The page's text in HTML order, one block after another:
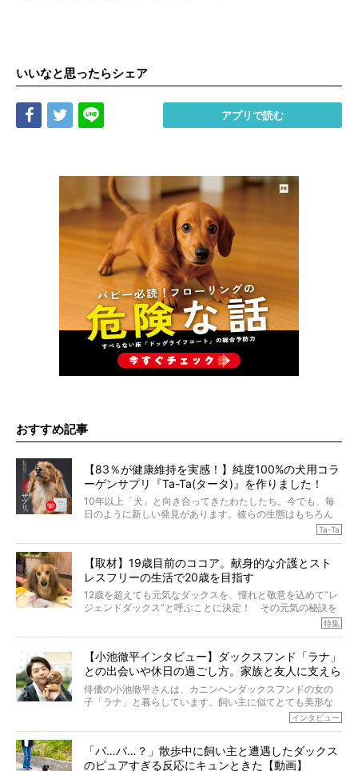
いいなと思ったらシェア
Share Tweet アプリで読む
おすすめ記事
【83％が健康維持を実感！】純度100%の犬用コラ
ーゲンサプリ『Ta-Ta(タータ)』を作りました！
10年以上「犬」と向き合ってきたわたしたち。今でも、毎
日のように新しい発見があります。彼らの生態はもちろん
のこと、「食事」に関することも同じです。昔の犬は25年
代の犬の食事は“ある重要な栄養”が不足しがちになっている
というのです。
それを効率よくおぎなってくれるのが、コラーゲン！ そ
こでわたしたちは、純度100%の犬用コラーゲンサプリ
『Ta-Ta(タータ)』を作りました！
愛犬家の83％が「健康維持を実感した」と評判のTa-Ta(タ
か届きますように。
Ta-Ta
【取材】19歳目前のココア。献身的な介護とスト
レスフリーの生活で20歳を目指す
12歳を超えても元気なダックスを、憧れと敬意を込めて“レ
ジェンドダックス”と呼ぶことに決定！ その元気の秘訣を
オーナーさんに伺うのが、特集『レジェンドダックスの肖
く」というオーナーさんのポリシーのもと、甘やかさずに
育てられ、18歳になるまで定期検査すらしたことがなかっ
たというココアくん。果たしてその長生きの秘訣とは。
特集
【小池徹平インタビュー】ダックスフンド「ラナ」
との出会いや休日の過ごし方。家族と友人に支えら
れてー
俳優の小池徹平さんは、カニンヘンダックスフンドの女の
子「ラナ」と暮らしています。飼い主に似てとても美形な
ラナは、現在８才。小池さんのインスタグラムでは、ラナ
ケメンから愛されているラナは、去年の誕生日に小池さん
からプレゼントしてもらったハーネスをつけて撮影に参加
インタビュー
「パ…パ…？」散歩中に飼い主と遭遇したダックス
のピュアすぎる反応にキュンときた【動画】